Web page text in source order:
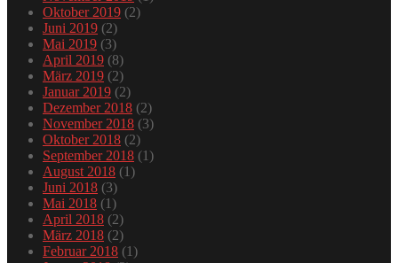
Oktober 2019 (2)
Juni 2019 (2)
Mai 2019 (3)
April 2019 (8)
März 2019 (2)
Januar 2019 (2)
Dezember 2018 (2)
November 2018 (3)
Oktober 2018 (2)
September 2018 (1)
August 2018 (1)
Juni 2018 (3)
Mai 2018 (1)
April 2018 (2)
März 2018 (2)
Februar 2018 (1)